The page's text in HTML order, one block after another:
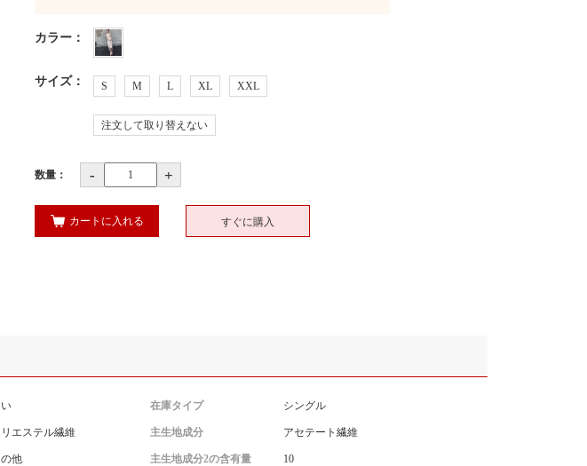
カラー ：
サイズ： S M L XL XXL
注文して取り替えない
数量： - +
カートに入れる すぐに購入
在庫タイプ シングル
エステル繊維 主生地成分 アセテート繊維
他 主生地成分2の含有量 10